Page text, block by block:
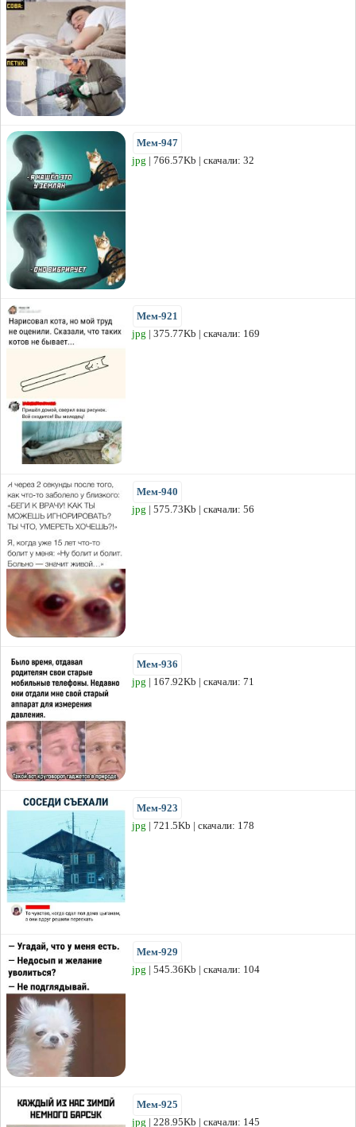
Мем-947
jpg | 766.57Kb | скачали: 32
Мем-921
jpg | 375.77Kb | скачали: 169
Мем-940
jpg | 575.73Kb | скачали: 56
Мем-936
jpg | 167.92Kb | скачали: 71
Мем-923
jpg | 721.5Kb | скачали: 178
Мем-929
jpg | 545.36Kb | скачали: 104
Мем-925
jpg | 228.95Kb | скачали: 145